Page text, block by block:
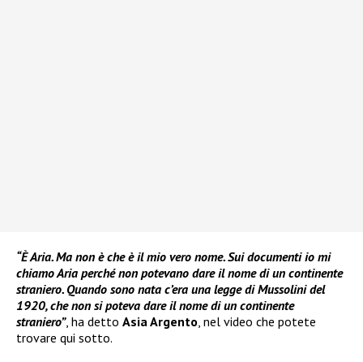
“È Aria. Ma non è che è il mio vero nome. Sui documenti io mi
chiamo Aria perché non potevano dare il nome di un continente
straniero. Quando sono nata c’era una legge di Mussolini del
1920, che non si poteva dare il nome di un continente
straniero”, ha detto Asia Argento, nel video che potete
trovare qui sotto.